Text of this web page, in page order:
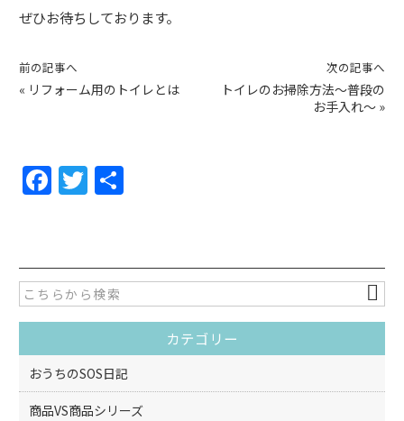
ぜひお待ちしております。
前の記事へ
« リフォーム用のトイレとは
次の記事へ
トイレのお掃除方法～普段の
お手入れ～ »
F
a
e
b
o
o
k
T
w
er
カテゴリー
おうちのSOS日記
商品VS商品シリーズ